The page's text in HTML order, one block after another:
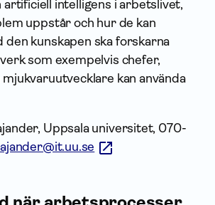
intelligens i arbetslivet,
uppstår och hur de kan
den kunskapen ska forskarna
som exempelvis chefer,
kan använda
Uppsala universitet, 070-